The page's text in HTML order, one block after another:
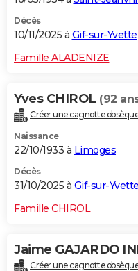
Décès
10/11/2025 à Gif-sur-Yvette
Famille ALADENIZE
Yves CHIROL (92
Créer une cagnotte
Naissance
22/10/1933 à Limoges
Décès
31/10/2025 à Gif-sur-Yvette
Famille CHIROL
Jaime GAJARDO
Créer une cagnotte